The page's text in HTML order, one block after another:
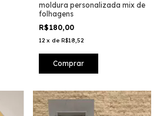
moldura personalizada mix de
folhagens
R$180,00
12 x de R$18,52